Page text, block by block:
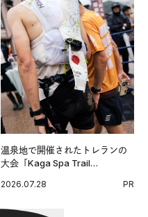
温泉地で開催されたトレランの
大会「Kaga Spa Trail
戦を夢見るランナーたちの奮闘
2026.07.28 PR